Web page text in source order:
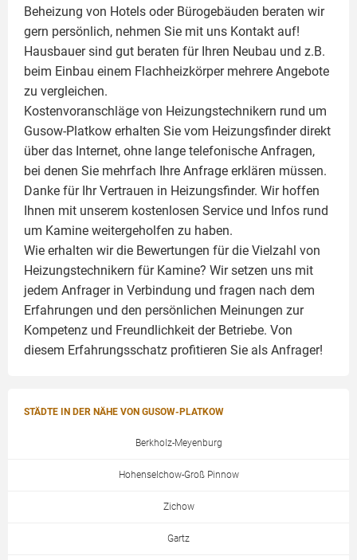
Beheizung von Hotels oder Bürogebäuden beraten wir
gern persönlich, nehmen Sie mit uns Kontakt auf!
Hausbauer sind gut beraten für Ihren Neubau und z.B.
beim Einbau einem Flachheizkörpermehrere Angebote
zu vergleichen.
Kostenvoranschläge von Heizungstechnikern rund um
Gusow-Platkow erhalten Sie vom Heizungsfinder direkt
über das Internet, ohne lange telefonische Anfragen,
bei denen Sie mehrfach Ihre Anfrage erklären müssen.
Danke für Ihr Vertrauen in Heizungsfinder. Wir hoffen
Ihnen mit unserem kostenlosen Service und Infos rund
um Kamine weitergeholfen zu haben.
Wie erhalten wir die Bewertungen für die Vielzahl von
Heizungstechnikern für Kamine? Wir setzen uns mit
jedem Anfrager in Verbindung und fragen nach dem
Erfahrungen und den persönlichen Meinungen zur
Kompetenz und Freundlichkeit der Betriebe. Von
diesem Erfahrungsschatz profitieren Sie als Anfrager!
STÄDTE IN DER NÄHE VON GUSOW-PLATKOW
Berkholz-Meyenburg
Hohenselchow-Groß Pinnow
Zichow
Gartz